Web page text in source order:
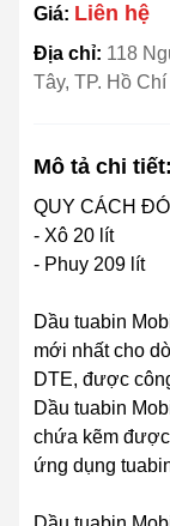
Giá: Liên hệ
Địa chỉ: 118
Tây, TP. Hồ
Mô tả chi tiết:
QUY CÁCH
- Xô 20 lít
- Phuy 209 lít
Dầu tuabin
mới nhất cho
DTE, được
Dầu tuabin
chứa kẽm
ứng dụng